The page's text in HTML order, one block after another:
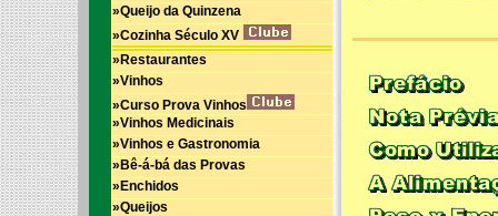
»Queijo da Quinzena
»Cozinha Século XV
»Restaurantes
»Vinhos
»Curso Prova Vinhos
»Vinhos Medicinais
»Vinhos e Gastronomia
»Bê-á-bá das Provas
»Enchidos
»Queijos